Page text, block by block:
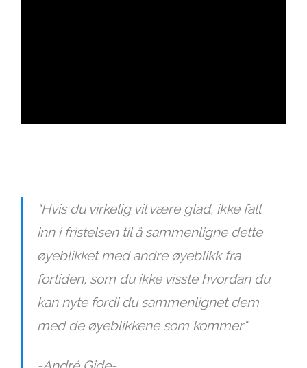
"Hvis du virkelig vil være glad, ikke fall
inn i fristelsen til å sammenligne dette
øyeblikket med andre øyeblikk fra
fortiden, som du ikke visste hvordan du
kan nyte fordi du sammenlignet dem
med de øyeblikkene som kommer"